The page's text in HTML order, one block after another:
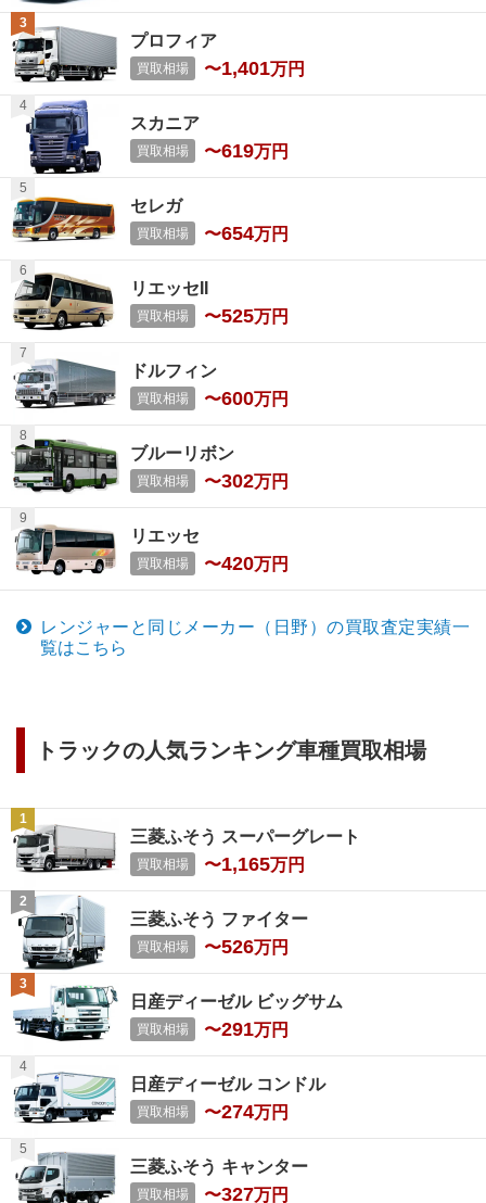
プロフィア
買取相場 〜1,401万円
スカニア
買取相場 〜619万円
セレガ
買取相場 〜654万円
リエッセII
買取相場 〜525万円
ドルフィン
買取相場 〜600万円
ブルーリボン
買取相場 〜302万円
リエッセ
買取相場 〜420万円
レンジャー と同じメーカー（ 日野 ）の買取査定実績一
覧はこちら
トラックの人気ランキング車種買取相場
三菱ふそう スーパーグレート
買取相場 〜1,165万円
三菱ふそう ファイター
買取相場 〜526万円
日産ディーゼル ビッグサム
買取相場 〜291万円
日産ディーゼル コンドル
買取相場 〜274万円
三菱ふそう キャンター
買取相場 〜327万円